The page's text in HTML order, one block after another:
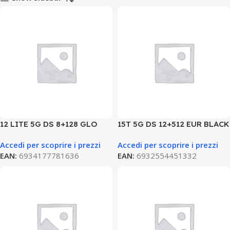
12 LITE 5G DS 8+128 GLO
Accedi per scoprire i prezzi
EAN: 6934177781636
15T 5G DS 12+512 EUR BLACK
Accedi per scoprire i prezzi
EAN: 6932554451332